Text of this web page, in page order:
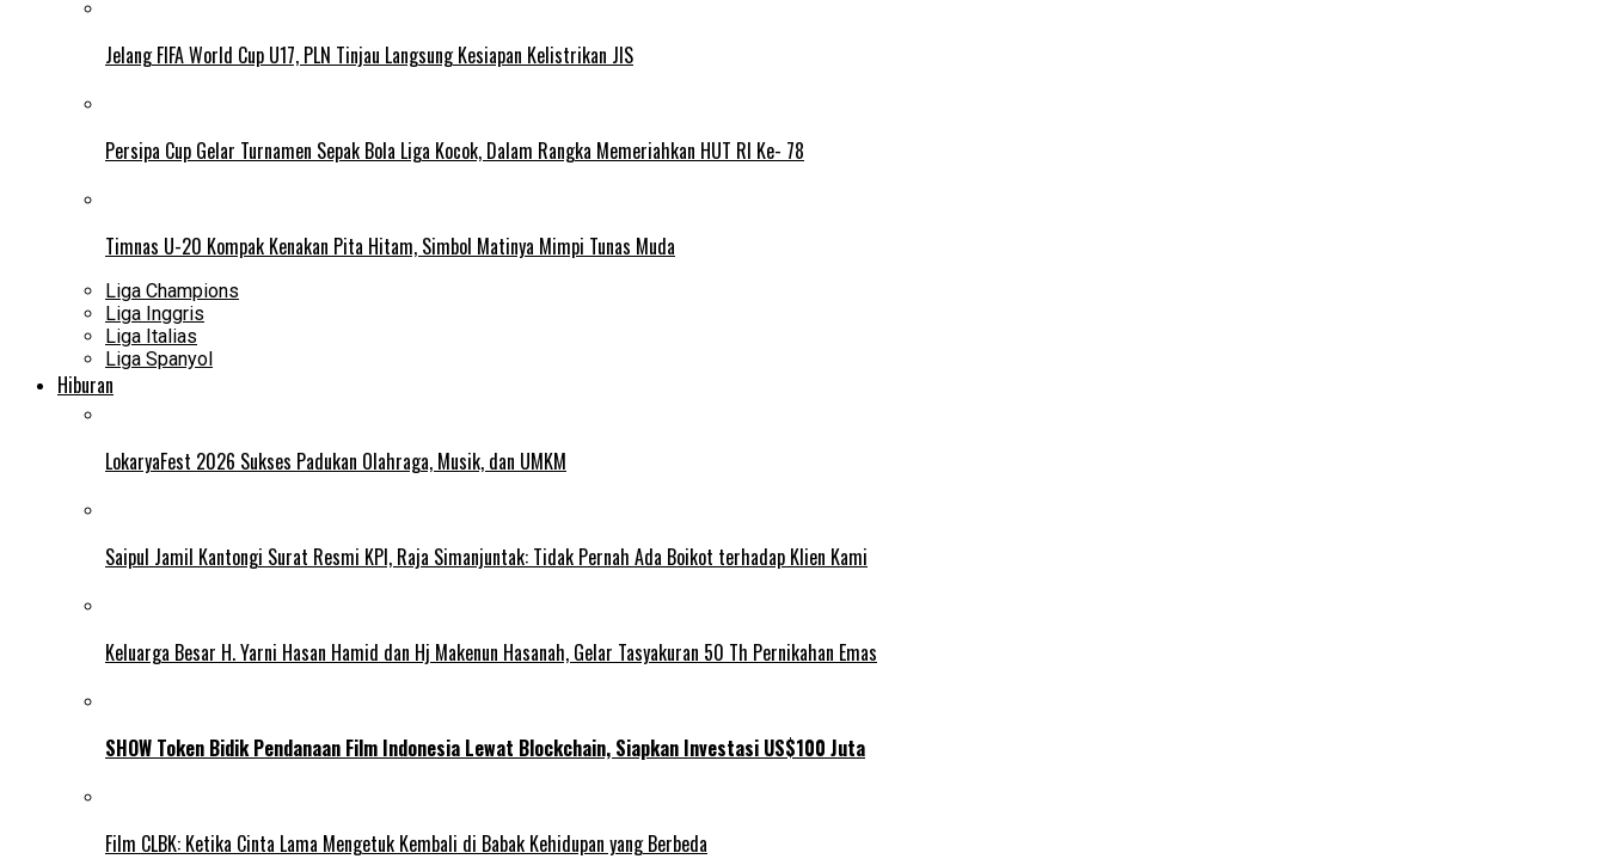
Jelang FIFA World Cup U17, PLN Tinjau Langsung Kesiapan Kelistrikan JIS
Persipa Cup Gelar Turnamen Sepak Bola Liga Kocok, Dalam Rangka Memeriahkan HUT RI Ke- 78
Timnas U-20 Kompak Kenakan Pita Hitam, Simbol Matinya Mimpi Tunas Muda
Liga Champions
Liga Inggris
Liga Italias
Liga Spanyol
Hiburan
LokaryaFest 2026 Sukses Padukan Olahraga, Musik, dan UMKM
Saipul Jamil Kantongi Surat Resmi KPI, Raja Simanjuntak: Tidak Pernah Ada Boikot terhadap Klien Kami
Keluarga Besar H. Yarni Hasan Hamid dan Hj Makenun Hasanah, Gelar Tasyakuran 50 Th Pernikahan Emas
SHOW Token Bidik Pendanaan Film Indonesia Lewat Blockchain, Siapkan Investasi US$100 Juta
Film CLBK: Ketika Cinta Lama Mengetuk Kembali di Babak Kehidupan yang Berbeda